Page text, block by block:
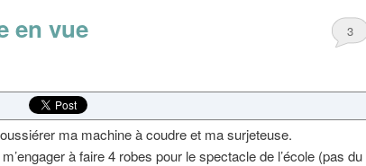
en vue 3
ma machine à coudre et ma surjeteuse.
à faire 4 robes pour le spectacle de l’école (pas du